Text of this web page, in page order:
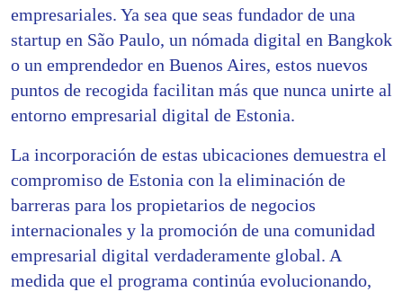
empresariales. Ya sea que seas fundador de una
startup en São Paulo, un nómada digital en Bangkok
o un emprendedor en Buenos Aires, estos nuevos
puntos de recogida facilitan más que nunca unirte al
entorno empresarial digital de Estonia.
La incorporación de estas ubicaciones demuestra el
compromiso de Estonia con la eliminación de
barreras para los propietarios de negocios
internacionales y la promoción de una comunidad
empresarial digital verdaderamente global. A
medida que el programa continúa evolucionando,